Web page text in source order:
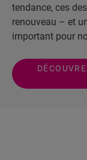
tendance, ces
renouveau – et
important pour